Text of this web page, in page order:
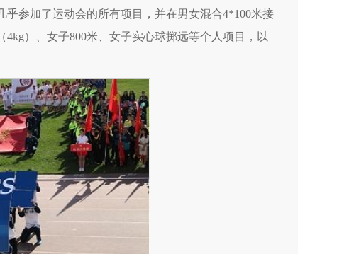
参加了运动会的所有项目，并在男女混合4*100米接
）、女子800米、女子实心球掷远等个人项目，以